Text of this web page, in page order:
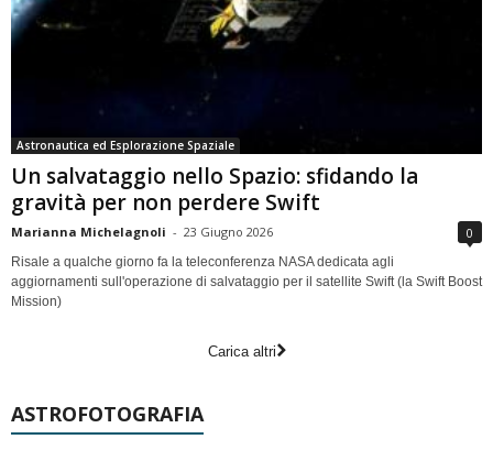
Astronautica ed Esplorazione Spaziale
Un salvataggio nello Spazio: sfidando la
gravità per non perdere Swift
Marianna Michelagnoli - 23 Giugno 2026 0
Risale a qualche giorno fa la teleconferenza NASA dedicata agli
aggiornamenti sull'operazione di salvataggio per il satellite Swift (la Swift Boost
Mission)
Carica altri
ASTROFOTOGRAFIA